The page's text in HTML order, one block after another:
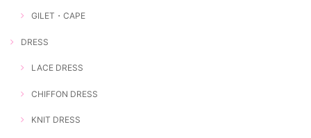
GILET・CAPE
DRESS
LACE DRESS
CHIFFON DRESS
KNIT DRESS